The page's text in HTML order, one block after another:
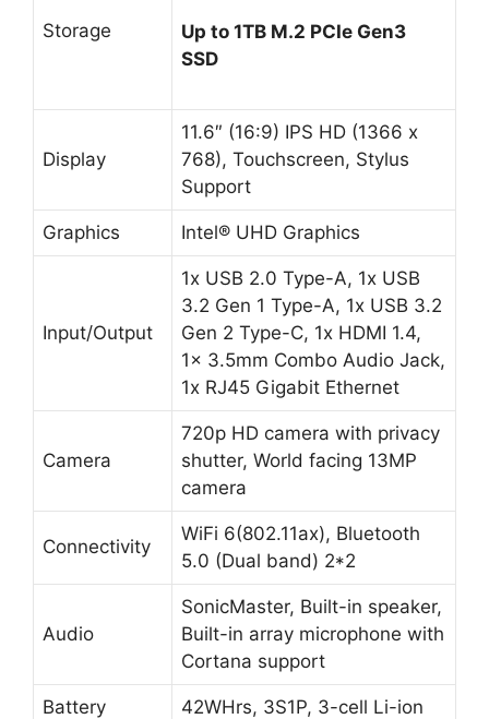
Storage
Up to 1TB M.2 PCIe Gen3
SSD
Display
11.6″ (16:9) IPS HD (1366 x
768), Touchscreen, Stylus
Support
Graphics Intel® UHD Graphics
Input/Output
1x USB 2.0 Type-A, 1x USB
3.2 Gen 1 Type-A, 1x USB 3.2
Gen 2 Type-C, 1x HDMI 1.4,
1x 3.5mm Combo Audio Jack,
1x RJ45 Gigabit Ethernet
Camera
720p HD camera with privacy
shutter, World facing 13MP
camera
Connectivity
WiFi 6(802.11ax), Bluetooth
5.0 (Dual band) 2*2
Audio
SonicMaster, Built-in speaker,
Built-in array microphone with
Cortana support
Battery 42WHrs, 3S1P, 3-cell Li-ion